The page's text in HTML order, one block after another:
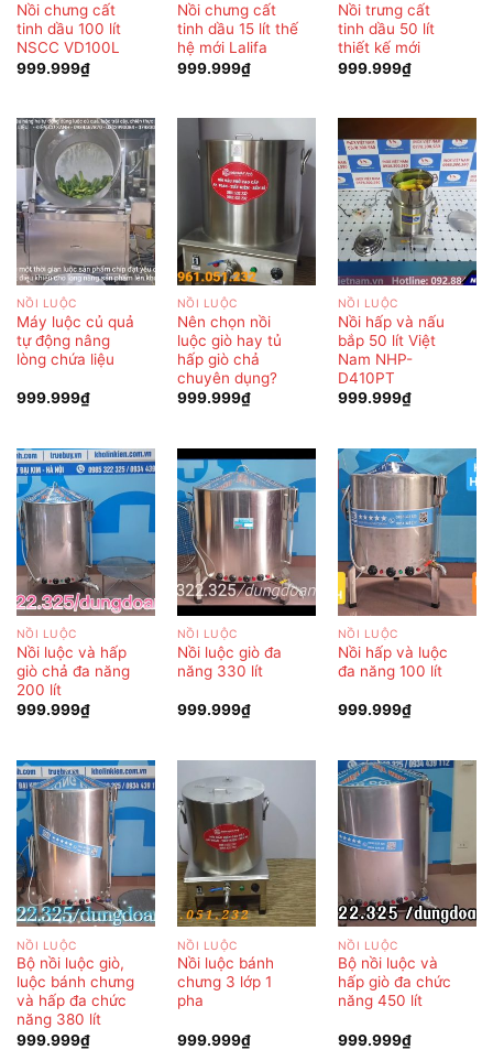
Nồi chưng cất
tinh dầu 100 lít
NSCC VD100L
999.999₫
Nồi chưng cất
tinh dầu 15 lít thế
hệ mới Lalifa
999.999₫
Nồi trưng cất
tinh dầu 50 lít
thiết kế mới
999.999₫
NỒI LUỘC
Máy luộc củ quả
tự động nâng
lòng chứa liệu
999.999₫
NỒI LUỘC
Nên chọn nồi
luộc giò hay tủ
hấp giò chả
chuyên dụng?
999.999₫
NỒI LUỘC
Nồi hấp và nấu
bắp 50 lít Việt
Nam NHP-
D410PT
999.999₫
NỒI LUỘC
Nồi luộc và hấp
giò chả đa năng
200 lít
999.999₫
NỒI LUỘC
Nồi luộc giò đa
năng 330 lít
999.999₫
NỒI LUỘC
Nồi hấp và luộc
đa năng 100 lít
999.999₫
NỒI LUỘC
Bộ nồi luộc giò,
luộc bánh chưng
và hấp đa chức
năng 380 lít
999.999₫
NỒI LUỘC
Nồi luộc bánh
chưng 3 lớp 1
pha
999.999₫
NỒI LUỘC
Bộ nồi luộc và
hấp giò đa chức
năng 450 lít
999.999₫